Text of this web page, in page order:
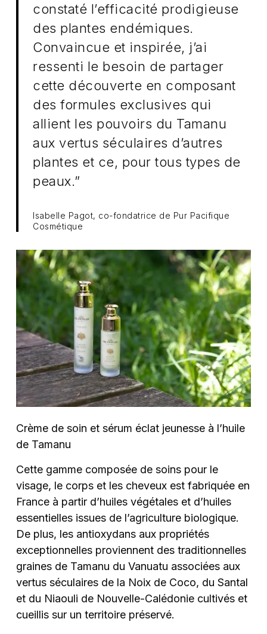
constaté l’efficacité prodigieuse
des plantes endémiques.
Convaincue et inspirée, j’ai
ressenti le besoin de partager
cette découverte en composant
des formules exclusives qui
allient les pouvoirs du Tamanu
aux vertus séculaires d’autres
plantes et ce, pour tous types de
peaux.”
Isabelle Pagot, co-fondatrice de Pur Pacifique
Cosmétique
Crème de soin et sérum éclat jeunesse à l’huile
de Tamanu
Cette gamme composée de soins pour le
visage, le corps et les cheveux est fabriquée en
France à partir d’huiles végétales et d’huiles
essentielles issues de l’agriculture biologique.
De plus, les antioxydans aux propriétés
exceptionnelles proviennent des traditionnelles
graines de Tamanu du Vanuatu associées aux
vertus séculaires de la Noix de Coco, du Santal
et du Niaouli de Nouvelle-Calédonie cultivés et
cueillis sur un territoire préservé.